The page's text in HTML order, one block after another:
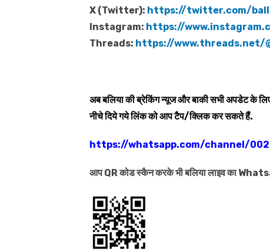
X (Twitter): https://twitter.com/
Instagram: https://
Threads: https://www.threads.net/
अब बलिया की ब्रेकिंग न्यूज और बाकी सभी अपडेट के
नीचे दिये गये लिंक को आप टैप/क्लिक कर सकते हैं.
https://whatsapp.com/channel/
आप QR कोड स्कैन करके भी बलिया लाइव का